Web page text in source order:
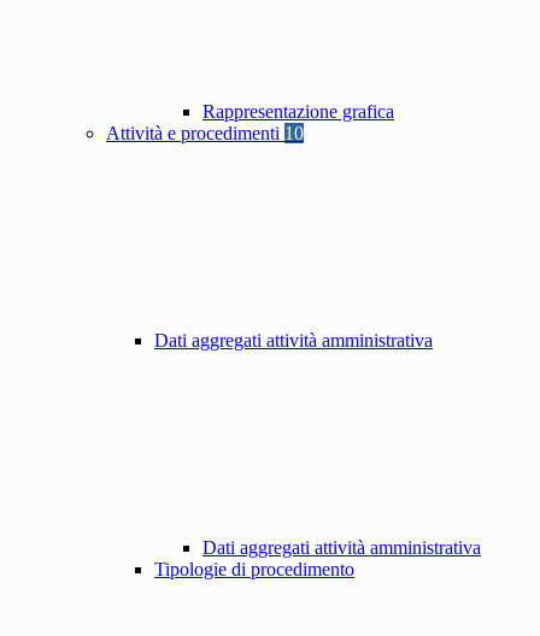
Rappresentazione grafica
Attività e procedimenti 10
Dati aggregati attività amministrativa
Dati aggregati attività amministrativa
Tipologie di procedimento